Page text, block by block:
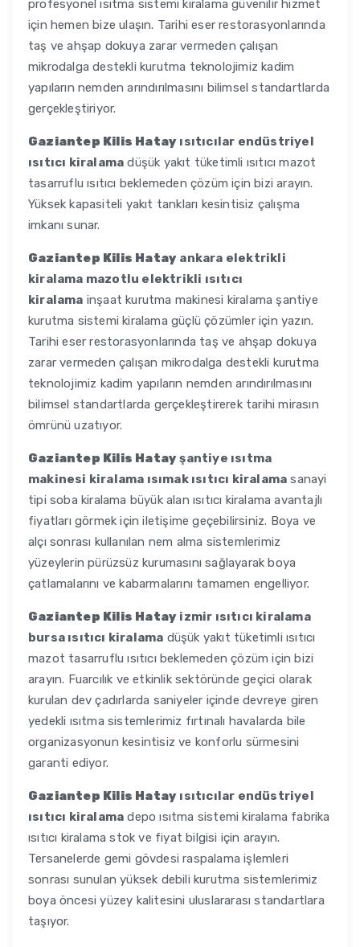
profesyonel ısıtma sistemi kiralama güvenilir hizmet
için hemen bize ulaşın. Tarihi eser restorasyonlarında
taş ve ahşap dokuya zarar vermeden çalışan
mikrodalga destekli kurutma teknolojimiz kadim
yapıların nemden arındırılmasını bilimsel standartlarda
gerçekleştiriyor.
Gaziantep Kilis Hatay ısıtıcılar endüstriyel
ısıtıcı kiralama düşük yakıt tüketimli ısıtıcı mazot
tasarruflu ısıtıcı beklemeden çözüm için bizi arayın.
Yüksek kapasiteli yakıt tankları kesintisiz çalışma
imkanı sunar.
Gaziantep Kilis Hatay ankara elektrikli
kiralama mazotlu elektrikli ısıtıcı
kiralama inşaat kurutma makinesi kiralama şantiye
kurutma sistemi kiralama güçlü çözümler için yazın.
Tarihi eser restorasyonlarında taş ve ahşap dokuya
zarar vermeden çalışan mikrodalga destekli kurutma
teknolojimiz kadim yapıların nemden arındırılmasını
bilimsel standartlarda gerçekleştirerek tarihi mirasın
ömrünü uzatıyor.
Gaziantep Kilis Hatayşantiye ısıtma
makinesi kiralama ısımak ısıtıcı kiralama sanayi
tipi soba kiralama büyük alan ısıtıcı kiralama avantajlı
fiyatları görmek için iletişime geçebilirsiniz. Boya ve
alçı sonrası kullanılan nem alma sistemlerimiz
yüzeylerin pürüzsüz kurumasını sağlayarak boya
çatlamalarını ve kabarmalarını tamamen engelliyor.
Gaziantep Kilis Hatay izmir ısıtıcı kiralama
bursa ısıtıcı kiralama düşük yakıt tüketimli ısıtıcı
mazot tasarruflu ısıtıcı beklemeden çözüm için bizi
arayın. Fuarcılık ve etkinlik sektöründe geçici olarak
kurulan dev çadırlarda saniyeler içinde devreye giren
yedekli ısıtma sistemlerimiz fırtınalı havalarda bile
organizasyonun kesintisiz ve konforlu sürmesini
garanti ediyor.
Gaziantep Kilis Hatay ısıtıcılar endüstriyel
ısıtıcı kiralama depo ısıtma sistemi kiralama fabrika
ısıtıcı kiralama stok ve fiyat bilgisi için arayın.
Tersanelerde gemi gövdesi raspalama işlemleri
sonrası sunulan yüksek debili kurutma sistemlerimiz
boya öncesi yüzey kalitesini uluslararası standartlara
taşıyor.